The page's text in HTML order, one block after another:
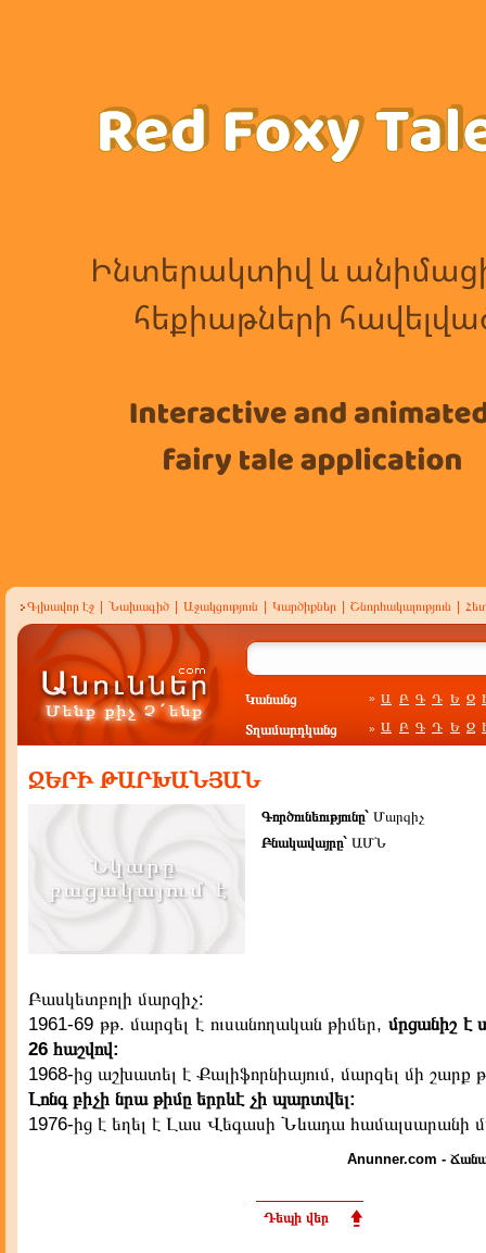
Գլխավոր էջ Նախագիծ Աջակցություն Կարծիքներ Շնորհակալություն
Կանանց » Ա Բ Գ Դ Ե Զ
Տղամարդկանց » Ա Բ Գ Դ Ե Զ
ՋԵՐԻ ԹԱՐԽԱՆՅԱՆ
Գործունեությունը` Մարզիչ
Բնակավայրը` ԱՄՆ
Բասկետբոլի մարզիչ:
1961-69 թթ. մարզել է ուսանողական թիմեր, մրցանիշ է
26 հաշվով:
1968-ից աշխատել է Քալիֆորնիայում, մարզել մի շարք
Լոնգ բիչի նրա թիմը երրևէ չի պարտվել:
1976-ից է եղել է Լաս Վեգասի Նևադա համալսարանի
Anunner.com -
Դեպի վեր